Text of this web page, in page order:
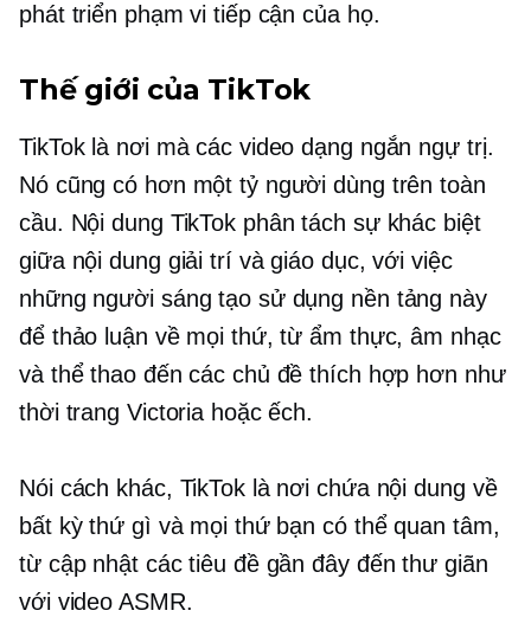
phát triển phạm vi tiếp cận của họ.
Thế giới của TikTok
TikTok là nơi mà các video dạng ngắn ngự trị.
Nó cũng có hơn một tỷ người dùng trên toàn
cầu. Nội dung TikTok phân tách sự khác biệt
giữa nội dung giải trí và giáo dục, với việc
những người sáng tạo sử dụng nền tảng này
để thảo luận về mọi thứ, từ ẩm thực, âm nhạc
và thể thao đến các chủ đề thích hợp hơn như
thời trang Victoria hoặc ếch.
Nói cách khác, TikTok là nơi chứa nội dung về
bất kỳ thứ gì và mọi thứ bạn có thể quan tâm,
từ cập nhật các tiêu đề gần đây đến thư giãn
với video ASMR.